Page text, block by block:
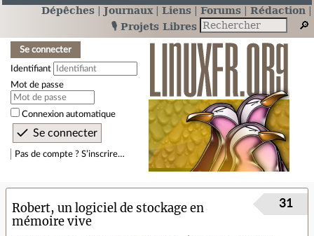
Dépêches Journaux Liens Forums
Rédaction
🎙️ Projets Libres
Se connecter
Identifiant
Mot de passe
Connexion automatique
Pas de compte ? S’inscrire…
Robert, un logiciel de stockage en
mémoire vive
31